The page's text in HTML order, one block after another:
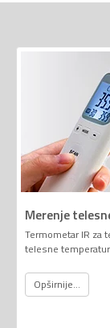
Merenje
Termometar IR za
telesne
Opširnije...